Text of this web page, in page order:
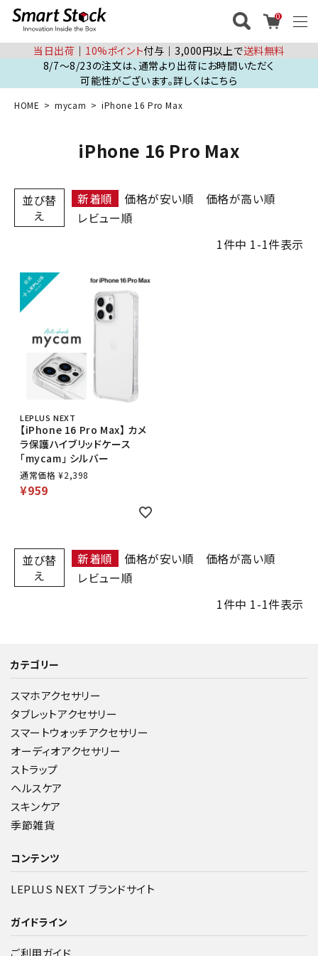
0
当日出荷 │ 10%ポイント付与│3,000円以上で送料無料
8/7～8/23の注文は、通常より出荷にお時間いただく
可能性がございます。詳しくはこちら
HOME mycam iPhone 16 Pro Max
iPhone 16 Pro Max
並び替
え
新着順 価格が安い順
価格が高い順
レビュー順
1件中 1-1件表示
LEPLUS NEXT
【iPhone 16 Pro Max】 カメ
ラ保護ハイブリッドケース
「mycam」 シルバー
通常価格 ¥2,398
¥959
並び替
え
新着順 価格が安い順
価格が高い順
レビュー順
1件中 1-1件表示
カテゴリー
スマホアクセサリー
タブレットアクセサリー
スマートウォッチアクセサリー
オーディオアクセサリー
ストラップ
ヘルスケア
スキンケア
季節雑貨
コンテンツ
LEPLUS NEXT ブランドサイト
ガイドライン
ご利用ガイド